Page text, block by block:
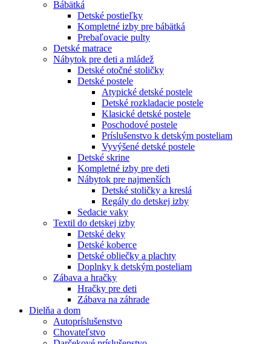
Bábätká
Detské postieľky
Kompletné izby pre bábätká
Prebaľovacie pulty
Detské matrace
Nábytok pre deti a mládež
Detské otočné stoličky
Detské postele
Atypické detské postele
Detské rozkladacie postele
Klasické detské postele
Poschodové postele
Príslušenstvo k detským posteliam
Vyvýšené detské postele
Detské skrine
Kompletné izby pre deti
Nábytok pre najmenších
Detské stoličky a kreslá
Regály do detskej izby
Sedacie vaky
Textil do detskej izby
Detské deky
Detské koberce
Detské obliečky a plachty
Doplnky k detským posteliam
Zábava a hračky
Hračky pre deti
Zábava na záhrade
Dielňa a dom
Autopríslušenstvo
Chovateľstvo